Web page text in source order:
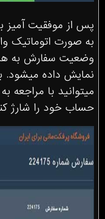
پس از موفقیت آمیز
به صورت اتوماتیک
وضعیت سفارش به
نمایش داده میشود.
میتوانید با
حساب خود را شارژ